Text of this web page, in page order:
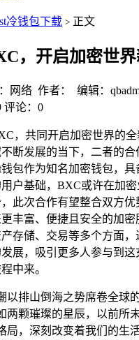
冷钱包下载 > 正文
，开启加密世
网络 作者： 编辑：
评论：0
，共同开启加密世界的
断发展的当下，二者的合
钱包作为知名加密钱包，具
户基础，BXC或许在加
此次合作有望整合双方优
丰富、便捷且安全的加密
存储、交易等多个方面，
展，吸引更多人参与到这
中来。
以排山倒海之势席卷全球
两颗璀璨的星辰，以前所
局，深刻改变着我们的生